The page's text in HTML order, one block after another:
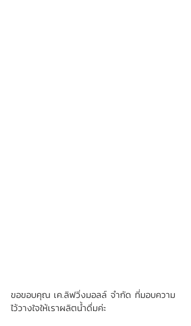
ขอขอบคุณ เค.ลิฟวิ่งมอลล์ จำกัด ที่มอบความ
ไว้วางใจให้เราผลิตน้ำดื่มค่ะ